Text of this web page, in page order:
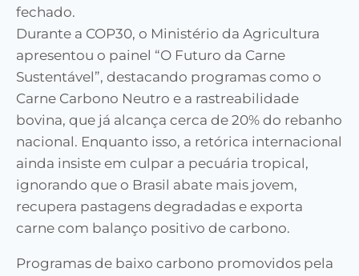
fechado.
Durante a COP30, o Ministério da Agricultura
apresentou o painel “O Futuro da Carne
Sustentável”, destacando programas como o
Carne Carbono Neutro e a rastreabilidade
bovina, que já alcança cerca de 20% do rebanho
nacional. Enquanto isso, a retórica internacional
ainda insiste em culpar a pecuária tropical,
ignorando que o Brasil abate mais jovem,
recupera pastagens degradadas e exporta
carne com balanço positivo de carbono.
Programas de baixo carbono promovidos pela